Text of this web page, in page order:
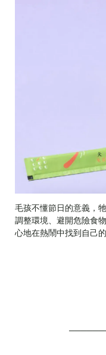
毛孩不懂節日的意義，
調整環境、避開危險食
心地在熱鬧中找到自己的